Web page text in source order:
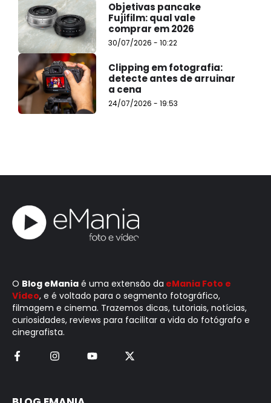
Objetivas pancake
Fujifilm: qual vale
comprar em 2026
30/07/2026 - 10:22
Clipping em fotografia:
detecte antes de arruinar
a cena
24/07/2026 - 19:53
O Blog eMania é uma extensão da eMania Foto e
Vídeo, e é voltado para o segmento fotográfico,
filmagem e cinema. Trazemos dicas, tutoriais, notícias,
curiosidades, reviews para facilitar a vida do fotógrafo e
cinegrafista.